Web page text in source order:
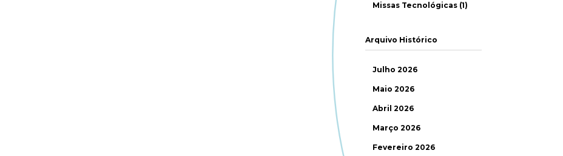
Missas Tecnológicas (1)
Arquivo Histórico
Julho 2026
Maio 2026
Abril 2026
Março 2026
Fevereiro 2026